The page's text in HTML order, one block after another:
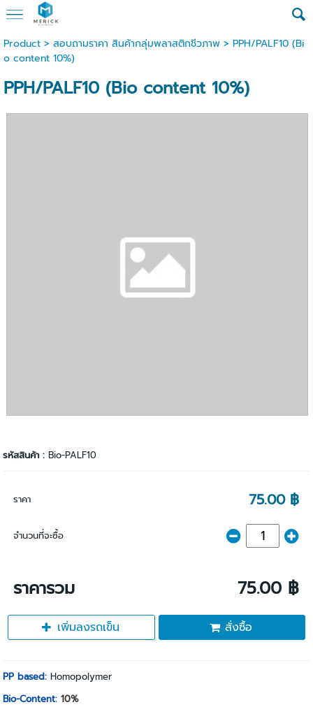
Product> สอบถามราคา สินค้ากลุ่มพลาสติกชีวภาพ> PPH/PALF10 (Bi
o content 10%)
PPH/PALF10 (Bio content 10%)
รหัสสินค้า :Bio-PALF10
ราคา 75.00 ฿
จำนวนที่จะซื้อ
ราคารวม 75.00 ฿
เพิ่มลงรถเข็น สั่งซื้อ
PP based:Homopolymer
Bio-Content: 10%